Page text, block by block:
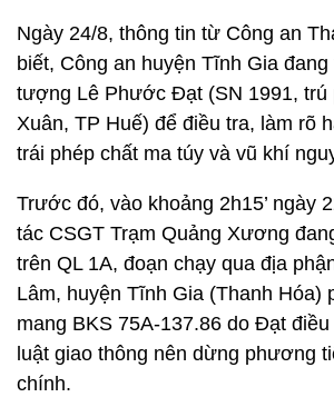
Ngày 24/8, thông tin từ Công an
biết, Công an huyện Tĩnh Gia
tượng Lê Phước Đạt (SN 1991, trú
Xuân, TP Huế) để điều tra, làm rõ
trái phép chất ma túy và vũ khí
Trước đó, vào khoảng 2h15’ ngày
tác CSGT Trạm Quảng Xương
trên QL 1A, đoạn chạy qua địa
Lâm, huyện Tĩnh Gia (Thanh Hóa)
mang BKS 75A-137.86 do Đạt
luật giao thông nên dừng phương
chính.